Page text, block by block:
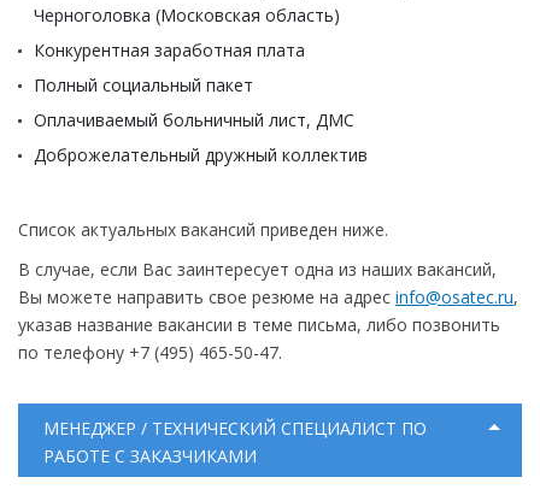
Черноголовка (Московская область)
Конкурентная заработная плата
Полный социальный пакет
Оплачиваемый больничный лист, ДМС
Доброжелательный дружный коллектив
Список актуальных вакансий приведен ниже.
В случае, если Вас заинтересует одна из наших вакансий,
Вы можете направить свое резюме на адрес info@osatec.ru,
указав название вакансии в теме письма, либо позвонить
по телефону +7 (495) 465-50-47.
МЕНЕДЖЕР / ТЕХНИЧЕСКИЙ СПЕЦИАЛИСТ ПО
РАБОТЕ С ЗАКАЗЧИКАМИ